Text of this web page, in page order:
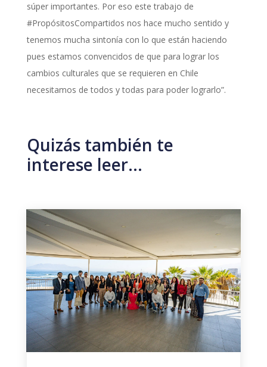
súper importantes. Por eso este trabajo de
#PropósitosCompartidos nos hace mucho sentido y
tenemos mucha sintonía con lo que están haciendo
pues estamos convencidos de que para lograr los
cambios culturales que se requieren en Chile
necesitamos de todos y todas para poder lograrlo”.
Quizás también te
interese leer…